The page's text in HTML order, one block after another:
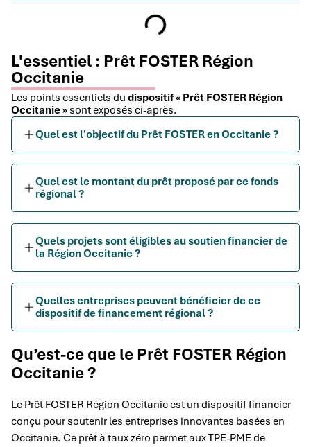
L'essentiel : Prêt FOSTER Région
Occitanie
Les points essentiels du dispositif « Prêt FOSTER Région
Occitanie » sont exposés ci-après.
Quel est l'objectif du Prêt FOSTER en Occitanie ?
Quel est le montant du prêt proposé par ce fonds
régional ?
Quels projets sont éligibles au soutien financier de
la Région Occitanie ?
Quelles entreprises peuvent bénéficier de ce
dispositif de financement régional ?
Qu’est-ce que le Prêt FOSTER Région
Occitanie ?
Le Prêt FOSTER Région Occitanie est un dispositif financier
conçu pour soutenir les entreprises innovantes basées en
Occitanie. Ce prêt à taux zéro permet aux TPE-PME de